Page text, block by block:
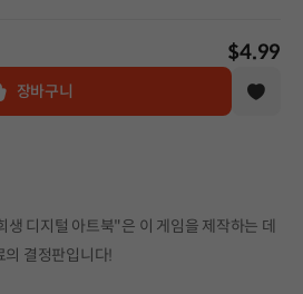
$4.99
장바구니
생 디지털 아트북"은 이 게임을 제작하는 데
의 결정판입니다!